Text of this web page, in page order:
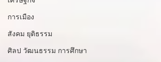
การเมือง
สังคม ยุติธรรม
ศิลป วัฒนธรรม การศึกษา